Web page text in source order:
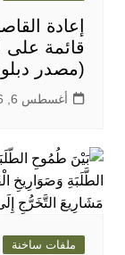
إعادة
قائمة على
(مصدر
أغسطس 6, 2026
ملفات ساخنة